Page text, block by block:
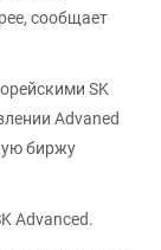
сообщает
SK
Advaned
биржу
Advanced.